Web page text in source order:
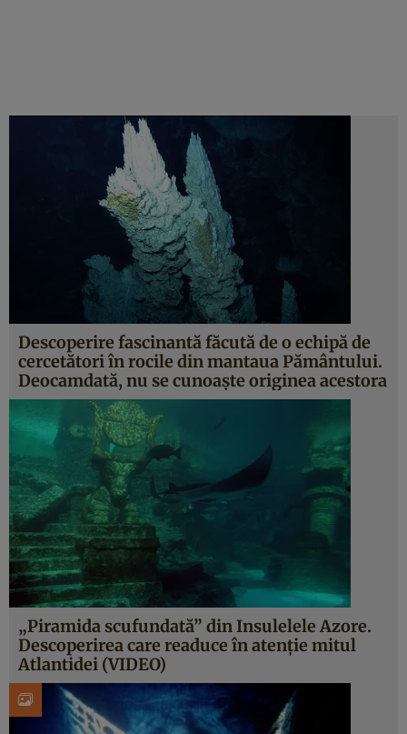
Descoperire fascinantă făcută de o echipă de
cercetători în rocile din mantaua Pământului.
Deocamdată, nu se cunoaşte originea acestora
„Piramida scufundată” din Insulelele Azore.
Descoperirea care readuce în atenţie mitul
Atlantidei (VIDEO)